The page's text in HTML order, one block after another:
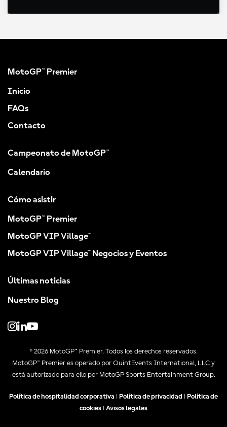
MotoGP™ Premier
Inicio
FAQs
Contacto
Campeonato de MotoGP™
Calendario
Cómo asistir
MotoGP™ Premier
MotoGP VIP Village™
MotoGP VIP Village™ Negocios y Eventos
Últimas noticias
Nuestro Blog
© 2026 MotoGP™ Premier. Todos los derechos reservados.
MotoGP™ Premier es operado por QuintEvents International, LLC y
está autorizado para ello por MotoGP Sports Entertainment Group.
Política de hospitalidad corporativa Política de privacidad
Política de
cookies
Avisos legales